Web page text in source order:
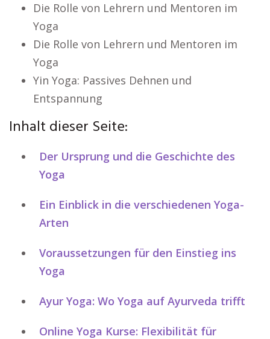
Die Rolle von Lehrern und Mentoren im
Yoga
Die Rolle von Lehrern und Mentoren im
Yoga
Yin Yoga: Passives Dehnen und
Entspannung
Inhalt dieser Seite:
Der Ursprung und die Geschichte des
Yoga
Ein Einblick in die verschiedenen Yoga-
Arten
Voraussetzungen für den Einstieg ins
Yoga
Ayur Yoga: Wo Yoga auf Ayurveda trifft
Online Yoga Kurse: Flexibilität für